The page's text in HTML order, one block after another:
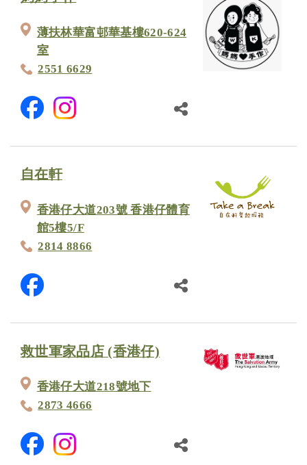
薄扶林華富邨華基樓620-624
室
2551 6629
自在軒
香港仔大道203號 香港仔體育
館5樓5/F
2814 8866
救世軍家品店 (香港仔)
香港仔大道218號地下
2873 4666